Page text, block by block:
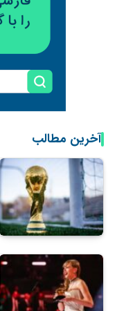
آخرین مطالب